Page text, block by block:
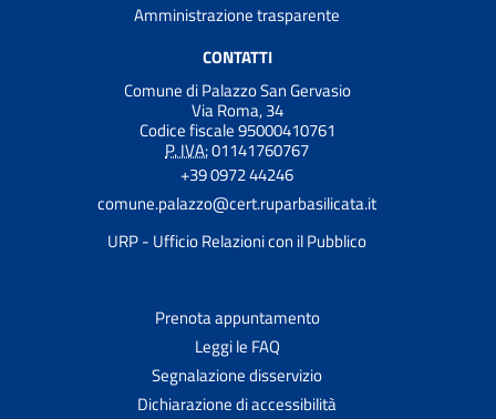
Amministrazione trasparente
CONTATTI
Comune di Palazzo San Gervasio
Via Roma, 34
Codice fiscale 95000410761
P. IVA:01141760767
+39 0972 44246
comune.palazzo@cert.ruparbasilicata.it
URP - Ufficio Relazioni con il Pubblico
Prenota appuntamento
Leggi le FAQ
Segnalazione disservizio
Dichiarazione di accessibilità